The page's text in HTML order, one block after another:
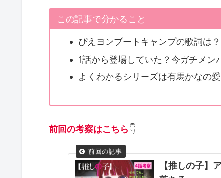
この記事で分かること
ぴえヨンブートキャンプの歌詞は？
1話から登場していた？今ガチメン
よくわかるシリーズは有馬かなの
前回の考察はこちら👇
【推しの子】